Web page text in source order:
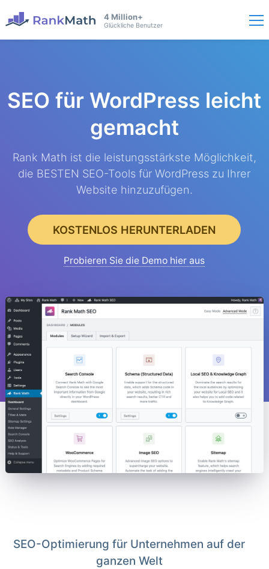
4 Million+
Glückliche Benutzer
SEO für WordPress leicht
gemacht
Rank Math ist die leistungsstärkste Möglichkeit,
die BESTEN SEO-Tools für WordPress zu Ihrer
Website hinzuzufügen.
KOSTENLOS HERUNTERLADEN
Probieren Sie die Demo hier aus
SEO-Optimierung für Unternehmen auf der
ganzen Welt